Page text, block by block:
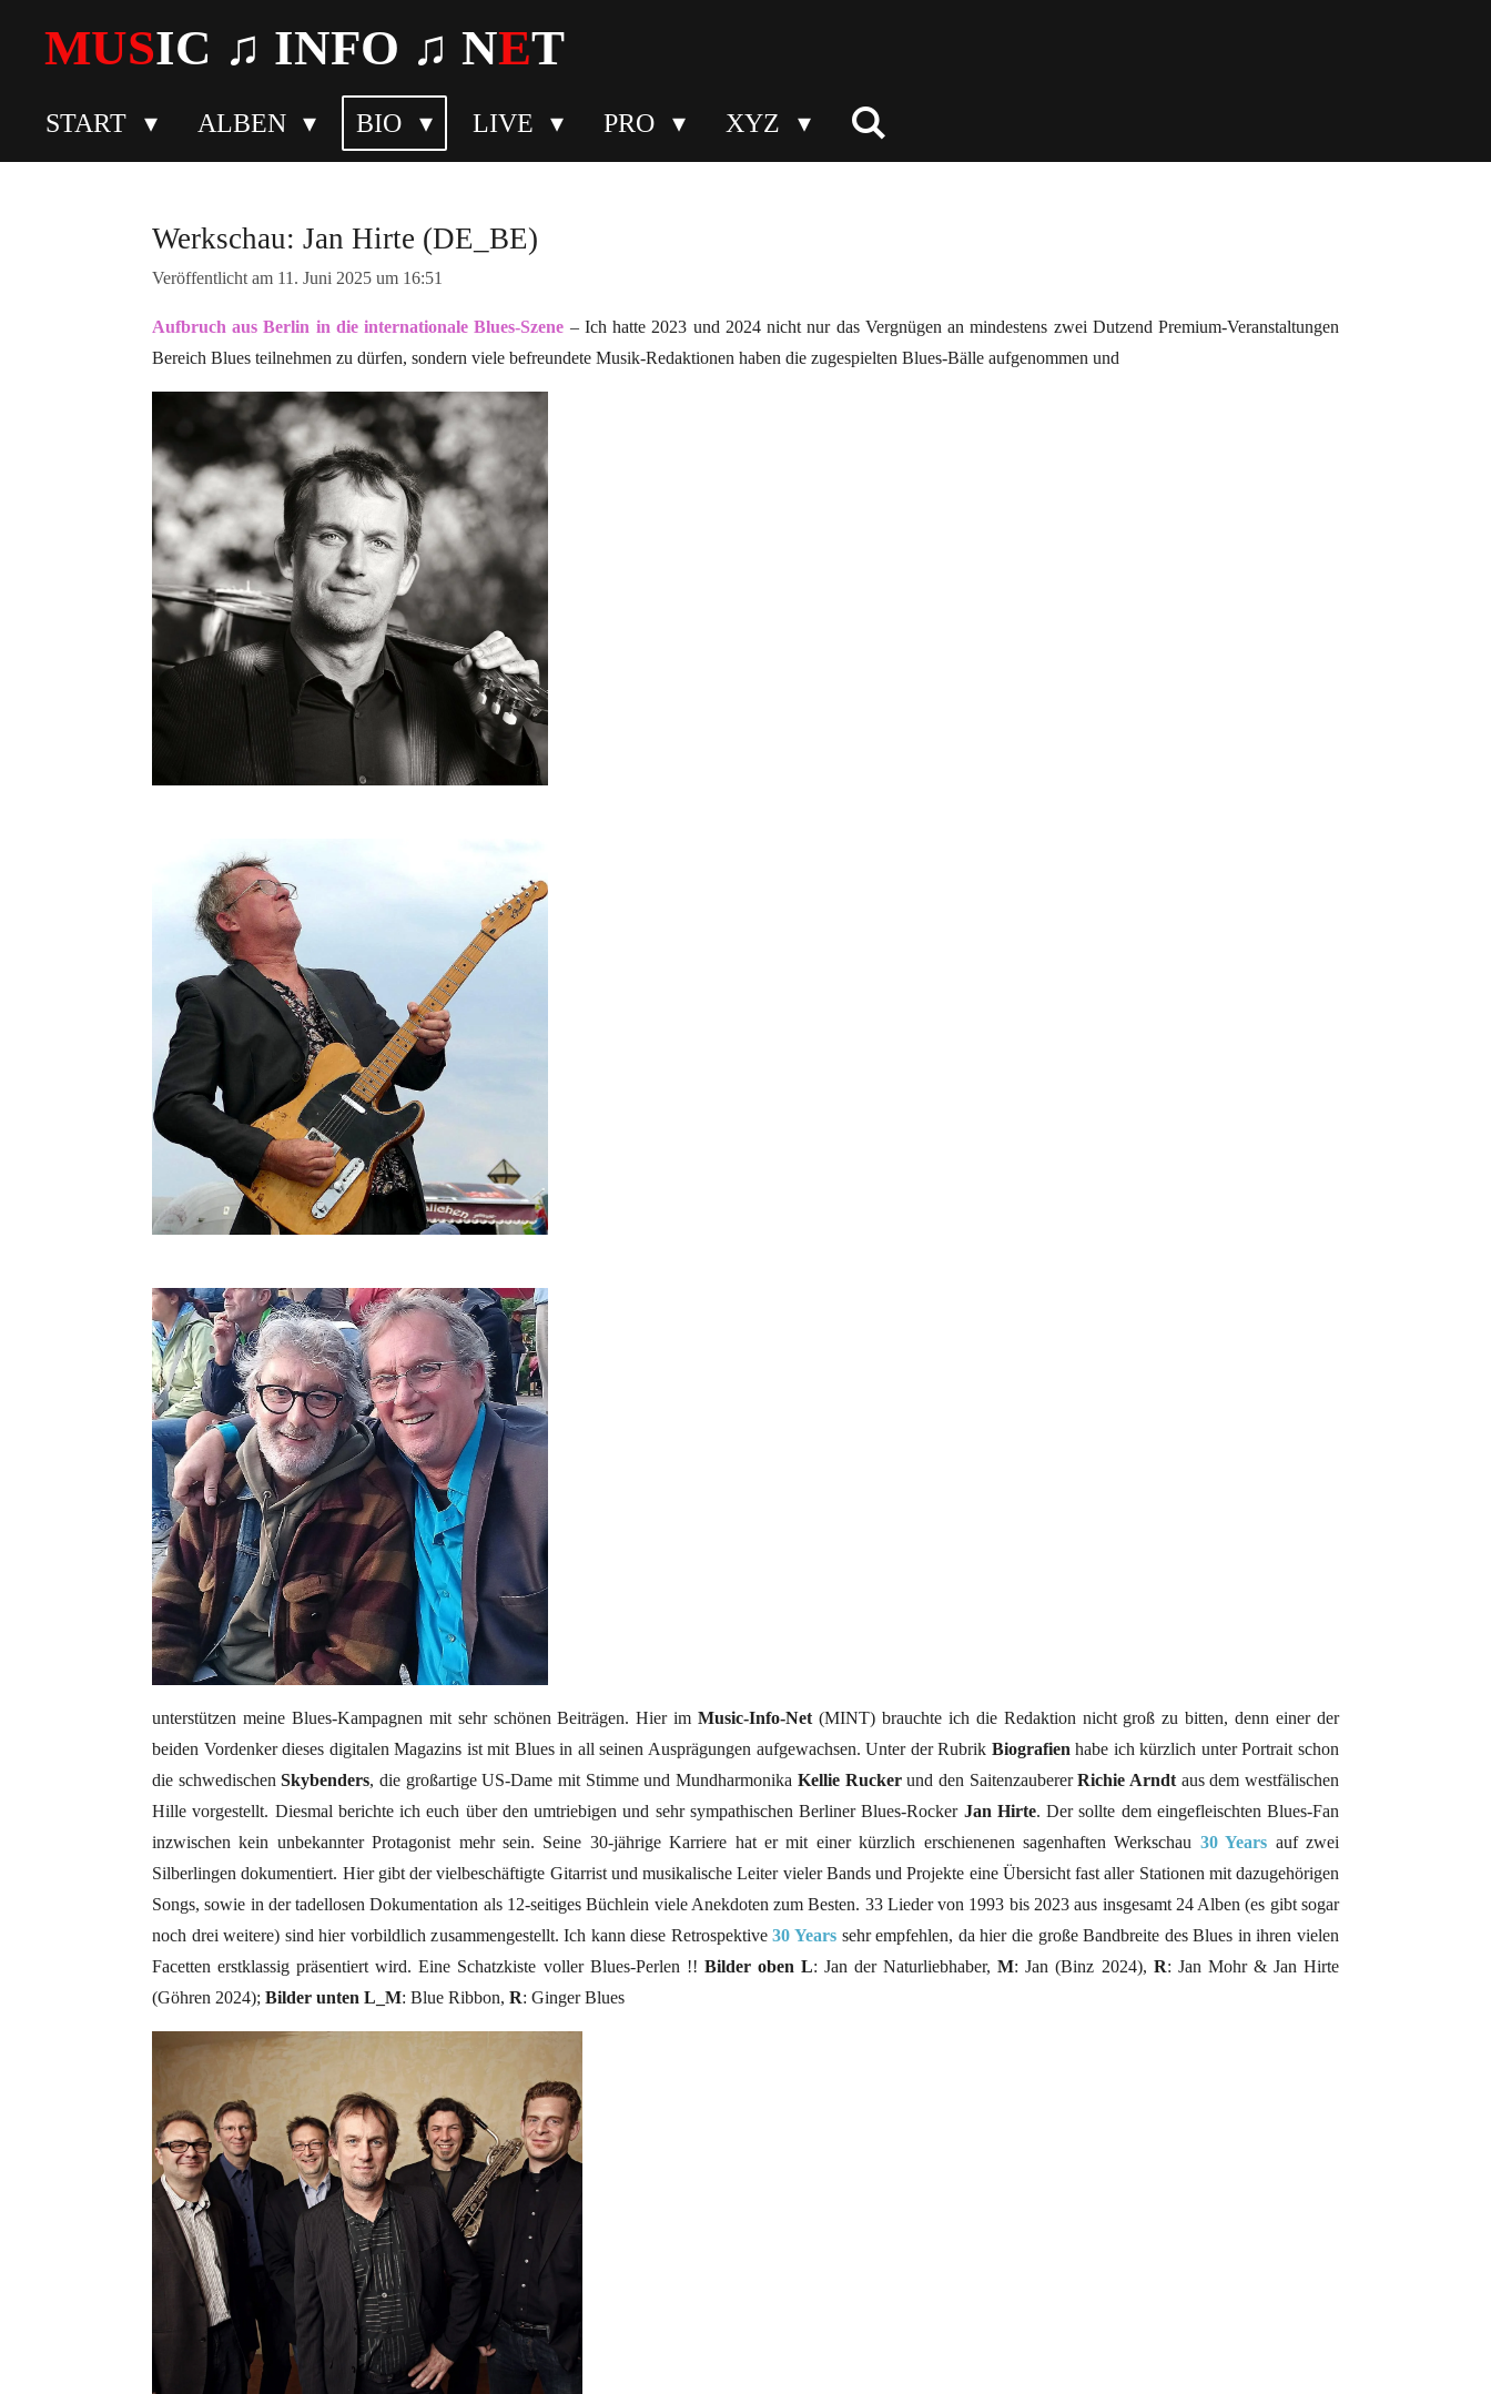
Hauptinhalt
MUSIC ♫ INFO ♫ NET
START ALBEN BIO LIVE PRO XYZ
Werkschau: Jan Hirte (DE_BE)
Veröffentlicht am 11. Juni 2025 um 16:51
Aufbruch aus Berlin in die internationale Blues-Szene – Ich hatte 2023 und 2024 nicht nur das Vergnügen an mindestens zwei Dutzend Premium-Veranstaltungen
Bereich Blues teilnehmen zu dürfen, sondern viele befreundete Musik-Redaktionen haben die zugespielten Blues-Bälle aufgenommen und
unterstützen meine Blues-Kampagnen mit sehr schönen Beiträgen. Hier imMusic-Info-Net (MINT) brauchte ich die Redaktion nicht groß zu bitten, denn einer der
beiden Vordenker dieses digitalen Magazins ist mit Blues in all seinen Ausprägungen aufgewachsen. Unter der Rubrik Biografien habe ich kürzlich unter Portrait schon
die schwedischenSkybenders, die großartige US-Dame mit Stimme und Mundharmonika Kellie Ruckerund den SaitenzaubererRichie Arndtaus dem westfälischen
Hille vorgestellt. Diesmal berichte ich euch über den umtriebigen und sehr sympathischen Berliner Blues-Rocker Jan Hirte. Der sollte dem eingefleischten Blues-Fan
inzwischen kein unbekannter Protagonist mehr sein. Seine 30-jährige Karriere hat er mit einer kürzlich erschienenen sagenhaften Werkschau 30 Years auf zwei
Silberlingen dokumentiert. Hier gibt der vielbeschäftigte Gitarrist und musikalische Leiter vieler Bands und Projekte eine Übersicht fast aller Stationen mit dazugehörigen
Songs, sowie in der tadellosen Dokumentation als 12-seitiges Büchlein viele Anekdoten zum Besten. 33 Lieder von 1993 bis 2023 aus insgesamt 24 Alben (es gibt sogar
noch drei weitere) sind hier vorbildlich zusammengestellt. Ich kann diese Retrospektive30 Years sehr empfehlen, da hier die große Bandbreite des Blues in ihren vielen
Facetten erstklassig präsentiert wird. Eine Schatzkiste voller Blues-Perlen !! Bilder oben L: Jan der Naturliebhaber,M: Jan (Binz 2024), R: Jan Mohr & Jan Hirte
(Göhren 2024); Bilder unten L_M: Blue Ribbon, R: Ginger Blues